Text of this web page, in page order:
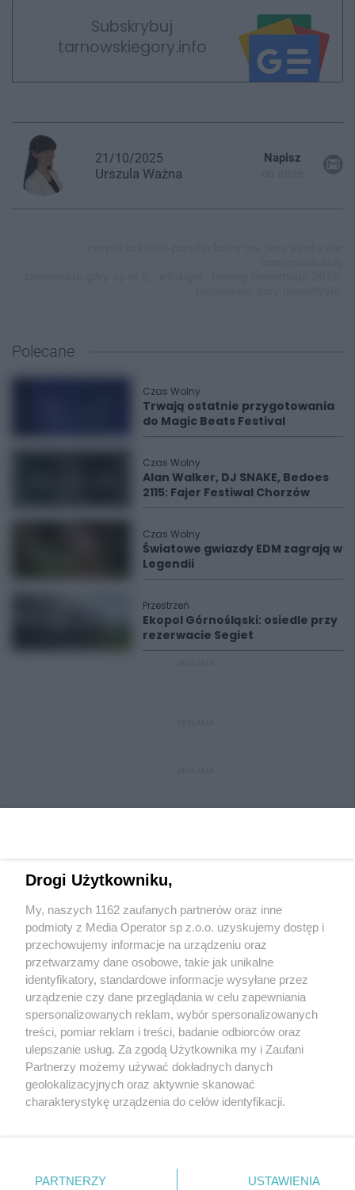
Subskrybuj
tarnowskiegory.info
21/10/2025
Urszula Ważna
Napisz
Polecane
Czas Wolny
Trwają ostatnie przygotowania
do Magic Beats Festival
Czas Wolny
Alan Walker, DJ SNAKE, Bedoes
2115: Fajer Festiwal Chorzów
Czas Wolny
Światowe gwiazdy EDM zagrają w
Legendii
Przestrzeń
Ekopol Górnośląski: osiedle przy
rezerwacie Segiet
Wydawca mediówlokalnych
Nie zapomnij
zapoznać się z:
polityką prywatności regulamin korzystania z portali
Twojemiasto
Piekary Śląskie
Chorzów
Tarnowskie Góry
Gliwice
Skontakuj sięz nami
Kontakt
Wydawca
Redakcja
Drogi Użytkowniku,
My, naszych 1162 zaufanych partnerów oraz inne
podmioty z Media Operator sp z.o.o. uzyskujemy dostęp i
przechowujemy informacje na urządzeniu oraz
przetwarzamy dane osobowe, takie jak unikalne
identyfikatory, standardowe informacje wysyłane przez
urządzenie czy dane przeglądania w celu zapewniania
spersonalizowanych reklam, wybór spersonalizowanych
treści, pomiar reklam i treści, badanie odbiorców oraz
ulepszanie usług. Za zgodą Użytkownika my i Zaufani
Partnerzy możemy używać dokładnych danych
geolokalizacyjnych oraz aktywnie skanować
charakterystykę urządzenia do celów identyfikacji.
zmienić/wycofać klikając przycisk ustawień prywatności
PARTNERZY USTAWIENIA